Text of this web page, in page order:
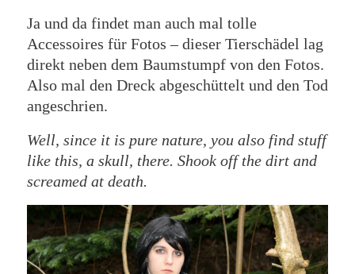
Ja und da findet man auch mal tolle
Accessoires für Fotos – dieser Tierschädel lag
direkt neben dem Baumstumpf von den Fotos.
Also mal den Dreck abgeschüttelt und den Tod
angeschrien.
Well, since it is pure nature, you also find stuff
like this, a skull, there. Shook off the dirt and
screamed at death.